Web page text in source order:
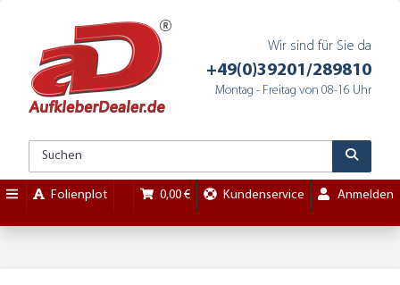
Wir sind für Sie da
+49(0)39201/289810
Montag - Freitag von 08-16 Uhr
Folienplot 0,00 € Kundenservice Anmelden